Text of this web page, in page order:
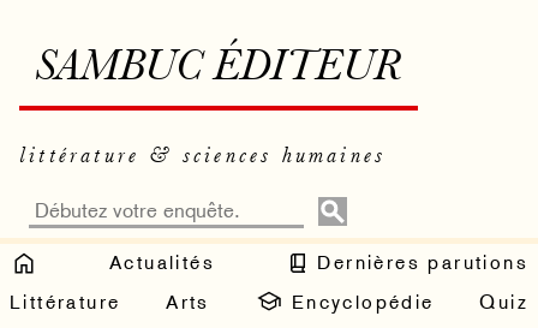
SAMBUC ÉDITEUR
littérature & sciences humaines
Actualités
Dernières parutions
Littérature
Arts Encyclopédie
Quiz